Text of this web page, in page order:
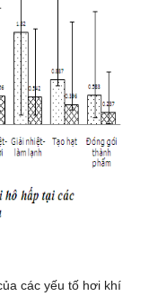
các yếu tố hơi khí